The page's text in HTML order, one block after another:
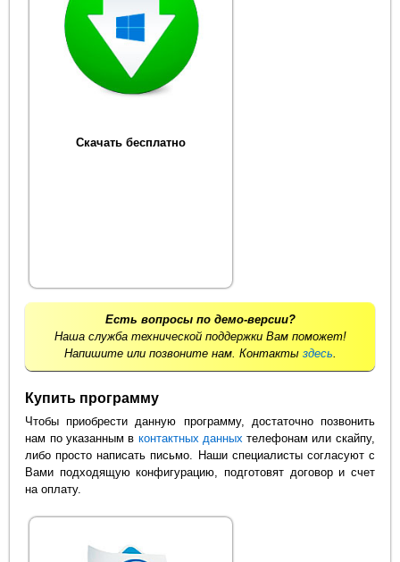
Скачать бесплатно
Есть вопросы по демо-версии?
Наша служба технической поддержки Вам поможет!
Напишите или позвоните нам. Контакты здесь.
Купить программу
Чтобы приобрести данную программу, достаточно позвонить
нам по указанным в контактных данныхтелефонам или скайпу,
либо просто написать письмо. Наши специалисты согласуют с
Вами подходящую конфигурацию, подготовят договор и счет
на оплату.